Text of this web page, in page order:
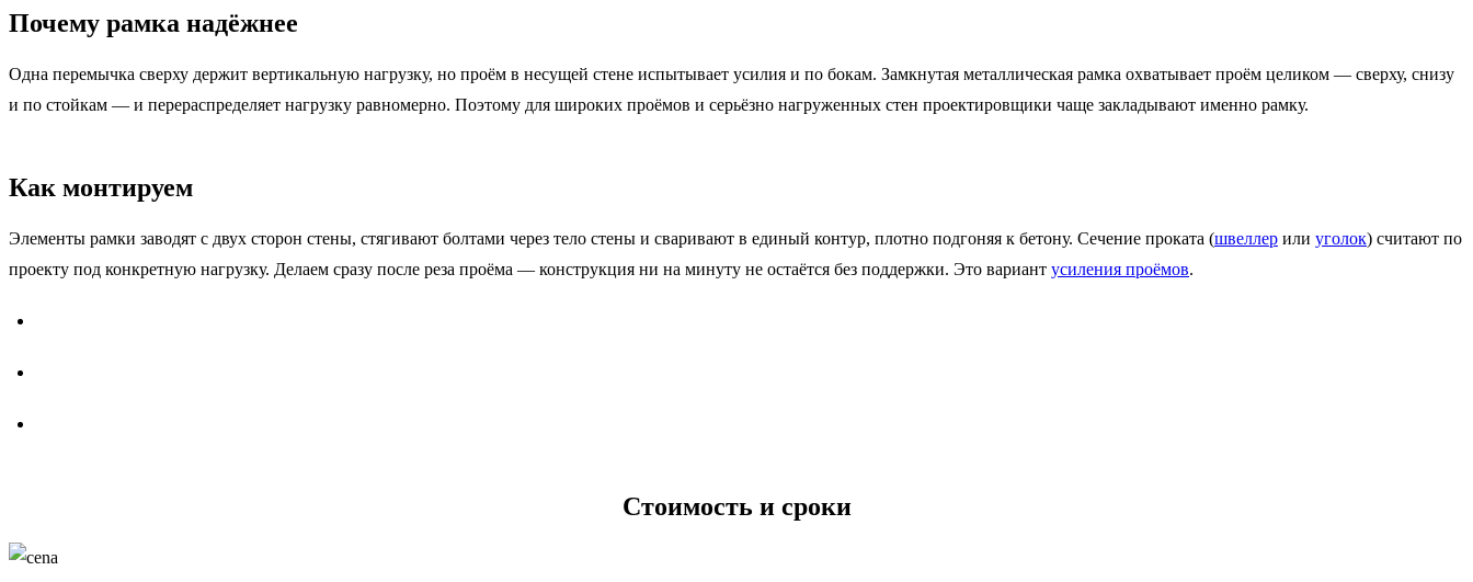
Почему рамка надёжнее
Одна перемычка сверху держит вертикальную нагрузку, но проём в несущей стене испытывает усилия и по бокам. Замкнутая металлическая рамка охватывает проём целиком — сверху, снизу
и по стойкам — и перераспределяет нагрузку равномерно. Поэтому для широких проёмов и серьёзно нагруженных стен проектировщики чаще закладывают именно рамку.
Как монтируем
Элементы рамки заводят с двух сторон стены, стягивают болтами через тело стены и сваривают в единый контур, плотно подгоняя к бетону. Сечение проката (швеллер или уголок) считают по
проекту под конкретную нагрузку. Делаем сразу после реза проёма — конструкция ни на минуту не остаётся без поддержки. Это вариант усиления проёмов.
Стоимость и сроки